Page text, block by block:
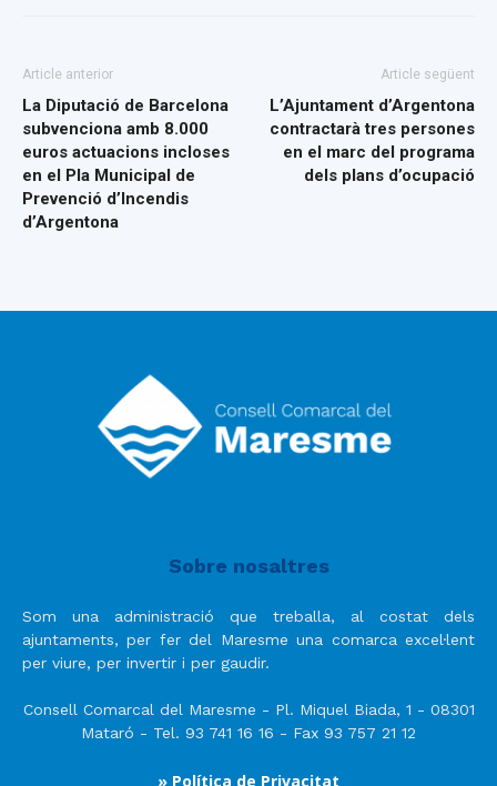
Article anterior
La Diputació de Barcelona
subvenciona amb 8.000
euros actuacions incloses
en el Pla Municipal de
Prevenció d’Incendis
d’Argentona
Article següent
L’Ajuntament d’Argentona
contractarà tres persones
en el marc del programa
dels plans d’ocupació
Sobre nosaltres
Som una administració que treballa, al costat dels
ajuntaments, per fer del Maresme una comarca excel·lent
per viure, per invertir i per gaudir.
Consell Comarcal del Maresme - Pl. Miquel Biada, 1 - 08301
Mataró - Tel. 93 741 16 16 - Fax 93 757 21 12
» Política de Privacitat